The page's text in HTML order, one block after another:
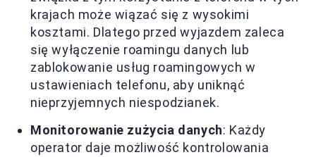
krajach może wiązać się z wysokimi
kosztami. Dlatego przed wyjazdem zaleca
się wyłączenie roamingu danych lub
zablokowanie usług roamingowych w
ustawieniach telefonu, aby uniknąć
nieprzyjemnych niespodzianek.
Monitorowanie zużycia danych: Każdy
operator daje możliwość kontrolowania